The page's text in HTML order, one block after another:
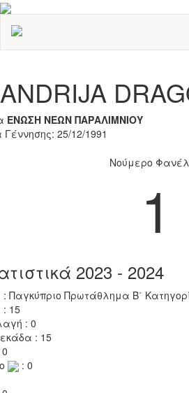
ANDRIJA
ΕΝΩΣΗ ΝΕΩΝ ΠΑΡΑΛΙΜΝΙΟΥ
25/12/1991
Νούμερο
1
2023 - 2024
: Παγκύπριο Πρωτάθλημα Β΄
: 15
: 0
: 15
: 0